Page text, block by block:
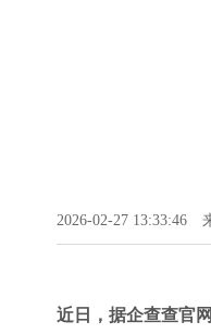
2026-02-27 13:33:46
近日，据企查查官